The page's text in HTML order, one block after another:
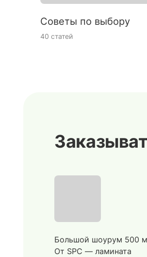
Советы по выбору
40 статей
Большой шоурум 500
От SPC — ламината